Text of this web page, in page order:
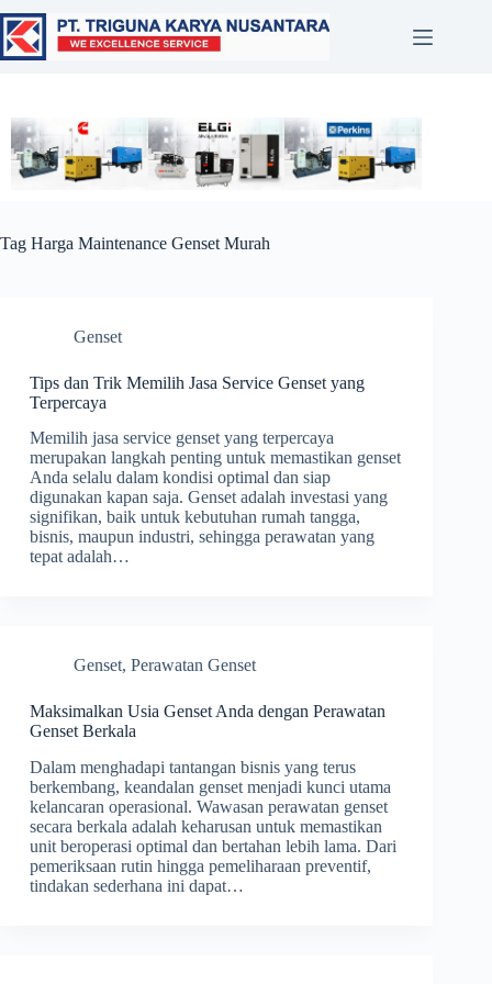
Tag Harga Maintenance Genset Murah
Genset
Tips dan Trik Memilih Jasa Service Genset yang
Terpercaya
Memilih jasa service genset yang terpercaya
merupakan langkah penting untuk memastikan genset
Anda selalu dalam kondisi optimal dan siap
digunakan kapan saja. Genset adalah investasi yang
signifikan, baik untuk kebutuhan rumah tangga,
bisnis, maupun industri, sehingga perawatan yang
tepat adalah…
Genset, Perawatan Genset
Maksimalkan Usia Genset Anda dengan Perawatan
Genset Berkala
Dalam menghadapi tantangan bisnis yang terus
berkembang, keandalan genset menjadi kunci utama
kelancaran operasional. Wawasan perawatan genset
secara berkala adalah keharusan untuk memastikan
unit beroperasi optimal dan bertahan lebih lama. Dari
pemeriksaan rutin hingga pemeliharaan preventif,
tindakan sederhana ini dapat…